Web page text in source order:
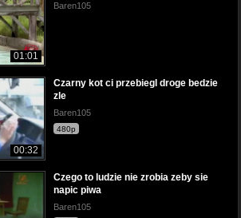
01:01
Baren105
00:32
Czarny kot ci przebiegl droge bedzie
zle
Baren105
480p
Czego to ludzie nie zrobia zeby sie
napic piwa
Baren105